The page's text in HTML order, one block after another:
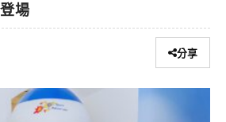
場
分享